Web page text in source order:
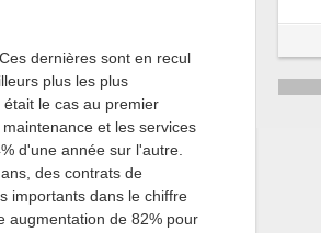
dernières sont en recul
plus les plus
le cas au premier
et les services
d'une année sur l'autre.
des contrats de
importants dans le chiffre
augmentation de 82% pour
6